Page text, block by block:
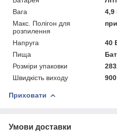
Вага
4,9
Макс. Полігон для
розпилення
Напруга
40
Пища
Розміри упаковки
Швидкість виходу
Приховати
Умови доставки